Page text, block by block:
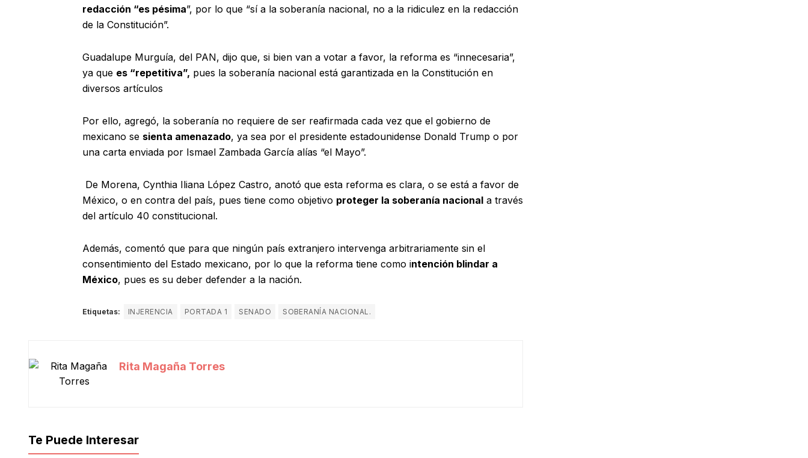
redacción “es pésima”, por lo que “sí a la soberanía nacional, no a la ridiculez en la redacción
de la Constitución”.
Guadalupe Murguía, del PAN, dijo que, si bien van a votar a favor, la reforma es “innecesaria”,
ya que es “repetitiva”, pues la soberanía nacional está garantizada en la Constitución en
diversos artículos
Por ello, agregó, la soberanía no requiere de ser reafirmada cada vez que el gobierno de
mexicano se sienta amenazado, ya sea por el presidente estadounidense Donald Trump o por
una carta enviada por Ismael Zambada García alías “el Mayo”.
De Morena, Cynthia Iliana López Castro, anotó que esta reforma es clara, o se está a favor de
México, o en contra del país, pues tiene como objetivo proteger la soberanía nacional a través
del artículo 40 constitucional.
Además, comentó que para que ningún país extranjero intervenga arbitrariamente sin el
consentimiento del Estado mexicano, por lo que la reforma tiene como intención blindar a
México, pues es su deber defender a la nación.
Etiquetas: INJERENCIA PORTADA 1 SENADO SOBERANÍA NACIONAL.
Rita Magaña Torres
Te Puede Interesar